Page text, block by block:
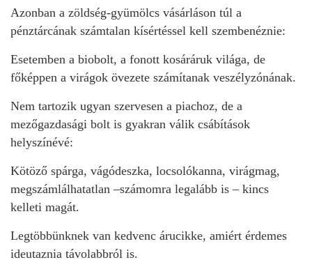
Azonban a zöldség-gyümölcs vásárláson túl a
pénztárcának számtalan kísértéssel kell szembenéznie:
Esetemben a biobolt, a fonott kosáráruk világa, de
főképpen a virágok övezete számítanak veszélyzónának.
Nem tartozik ugyan szervesen a piachoz, de a
mezőgazdasági bolt is gyakran válik csábítások
helyszínévé:
Kötöző spárga, vágódeszka, locsolókanna, virágmag,
megszámlálhatatlan –számomra legalább is – kincs
kelleti magát.
Legtöbbünknek van kedvenc árucikke, amiért érdemes
ideutaznia távolabbról is.